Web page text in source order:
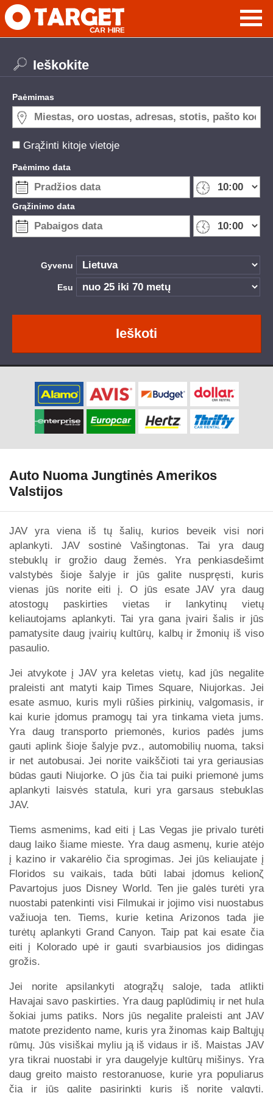
Grąžinti kitoje vietoje
Ieškokite
Paėmimas
Paėmimo data
Grąžinimo data
Gyvenu
Esu
Ieškoti
Auto Nuoma Jungtinės Amerikos
Valstijos
JAV yra viena iš tų šalių, kurios beveik visi nori
aplankyti. JAV sostinė Vašingtonas. Tai yra daug
stebuklų ir grožio daug žemės. Yra penkiasdešimt
valstybės šioje šalyje ir jūs galite nuspręsti, kuris
vienas jūs norite eiti į. O jūs esate JAV yra daug
atostogų paskirties vietas ir lankytinų vietų
keliautojams aplankyti. Tai yra gana įvairi šalis ir jūs
pamatysite daug įvairių kultūrų, kalbų ir žmonių iš viso
pasaulio.
Jei atvykote į JAV yra keletas vietų, kad jūs negalite
praleisti ant matyti kaip Times Square, Niujorkas. Jei
esate asmuo, kuris myli rūšies pirkinių, valgomasis, ir
kai kurie įdomus pramogų tai yra tinkama vieta jums.
Yra daug transporto priemonės, kurios padės jums
gauti aplink šioje šalyje pvz., automobilių nuoma, taksi
ir net autobusai. Jei norite vaikščioti tai yra geriausias
būdas gauti Niujorke. O jūs čia tai puiki priemonė jums
aplankyti laisvės statula, kuri yra garsaus stebuklas
JAV.
Tiems asmenims, kad eiti į Las Vegas jie privalo turėti
daug laiko šiame mieste. Yra daug asmenų, kurie atėjo
į kazino ir vakarėlio čia sprogimas. Jei jūs keliaujate į
Floridos su vaikais, tada būti labai įdomus kelionζ
Pavartojus juos Disney World. Ten jie galės turėti yra
nuostabi patenkinti visi Filmukai ir jojimo visi nuostabus
važiuoja ten. Tiems, kurie ketina Arizonos tada jie
turėtų aplankyti Grand Canyon. Taip pat kai esate čia
eiti į Kolorado upė ir gauti svarbiausios jos didingas
grožis.
Jei norite apsilankyti atogrąžų saloje, tada atlikti
Havajai savo paskirties. Yra daug paplūdimių ir net hula
šokiai jums patiks. Nors jūs negalite praleisti ant JAV
matote prezidento name, kuris yra žinomas kaip Baltųjų
rūmų. Jūs visiškai myliu ją iš vidaus ir iš. Maistas JAV
yra tikrai nuostabi ir yra daugelyje kultūrų mišinys. Yra
daug greito maisto restoranuose, kurie yra populiarus
čia ir jūs galite pasirinkti kuris iš norite valgyti.